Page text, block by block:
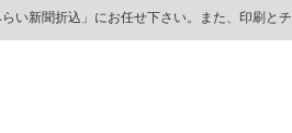
新聞折込」にお任せ下さい。また、印刷と